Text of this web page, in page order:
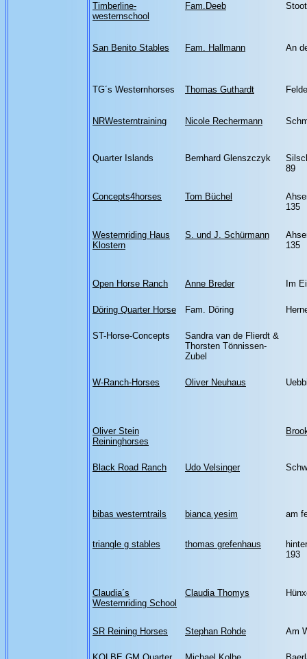
Timberline-
westernschool
Fam.Deeb
San Benito Stables Fam. Hallmann An
TG´s Westernhorses Thomas Guthardt
NRWesterntraining Nicole Rechermann
Quarter Islands Bernhard Glenszczyk
89
Concepts4horses Tom Büchel
135
Westernriding Haus
Klostern
S. und J. Schürmann
135
Open Horse Ranch Anne Breder Im
Döring Quarter Horse Fam. Döring
ST-Horse-Concepts
Sandra van de Flierdt &
Thorsten Tönnissen-
Zubel
W-Ranch-Horses Oliver Neuhaus
Oliver Stein
Reininghorses
Black Road Ranch Udo Velsinger
bibas westerntrails bianca yesim am
triangle g stables thomas grefenhaus
193
Claudia´s
Westernriding School
Claudia Thomys
SR Reining Horses Stephan Rohde Am